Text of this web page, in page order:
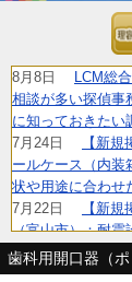
8月8日
LCM総
相談が多い探偵事
に知っておきたい
7月24日
【新
ールケース（内装
状や用途に合わせ
7月22日
【新
（富山市）：耐震
ワンストップでご
します。
歯科用開口器（